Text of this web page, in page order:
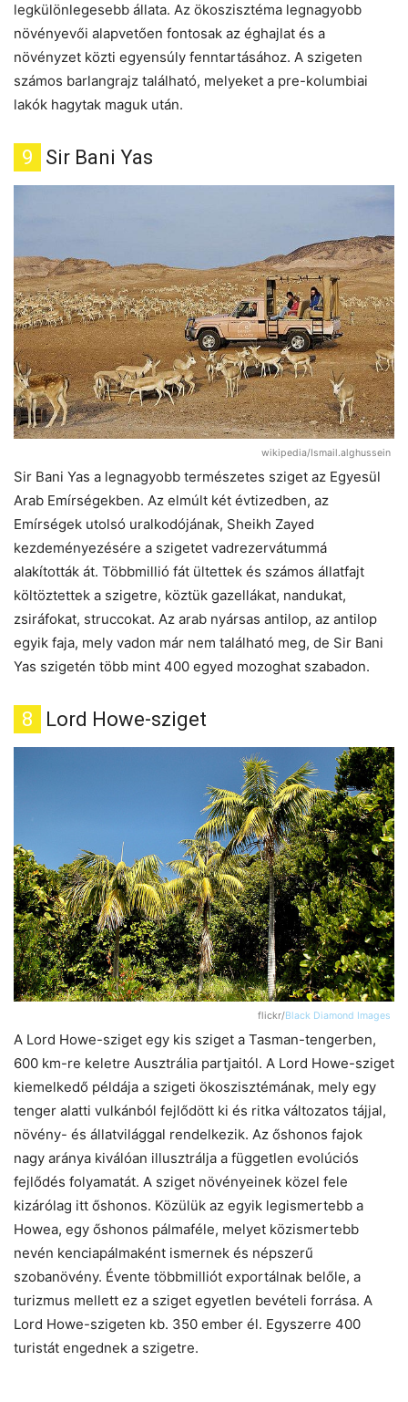
legkülönlegesebb állata. Az ökoszisztéma legnagyobb
növényevői alapvetően fontosak az éghajlat és a
növényzet közti egyensúly fenntartásához. A szigeten
számos barlangrajz található, melyeket a pre-kolumbiai
lakók hagytak maguk után.
9 Sir Bani Yas
wikipedia/Ismail.alghussein
Sir Bani Yas a legnagyobb természetes sziget az Egyesül
Arab Emírségekben. Az elmúlt két évtizedben, az
Emírségek utolsó uralkodójának, Sheikh Zayed
kezdeményezésére a szigetet vadrezervátummá
alakították át. Többmillió fát ültettek és számos állatfajt
költöztettek a szigetre, köztük gazellákat, nandukat,
zsiráfokat, struccokat. Az arab nyársas antilop, az antilop
egyik faja, mely vadon már nem található meg, de Sir Bani
Yas szigetén több mint 400 egyed mozoghat szabadon.
8 Lord Howe-sziget
flickr/Black Diamond Images
A Lord Howe-sziget egy kis sziget a Tasman-tengerben,
600 km-re keletre Ausztrália partjaitól. A Lord Howe-sziget
kiemelkedő példája a szigeti ökoszisztémának, mely egy
tenger alatti vulkánból fejlődött ki és ritka változatos tájjal,
növény- és állatvilággal rendelkezik. Az őshonos fajok
nagy aránya kiválóan illusztrálja a független evolúciós
fejlődés folyamatát. A sziget növényeinek közel fele
kizárólag itt őshonos. Közülük az egyik legismertebb a
Howea, egy őshonos pálmaféle, melyet közismertebb
nevén kenciapálmaként ismernek és népszerű
szobanövény. Évente többmilliót exportálnak belőle, a
turizmus mellett ez a sziget egyetlen bevételi forrása. A
Lord Howe-szigeten kb. 350 ember él. Egyszerre 400
turistát engednek a szigetre.